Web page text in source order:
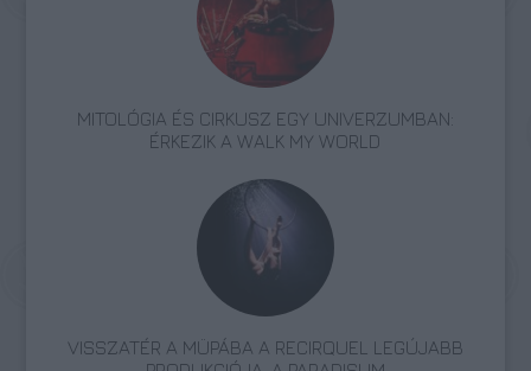
MITOLÓGIA ÉS CIRKUSZ EGY UNIVERZUMBAN:
ÉRKEZIK A WALK MY WORLD
VISSZATÉR A MÜPÁBA A RECIRQUEL LEGÚJABB